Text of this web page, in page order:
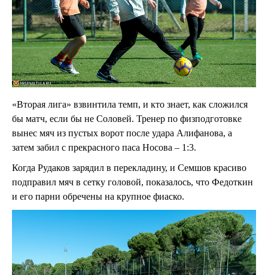
«Вторая лига» взвинтила темп, и кто знает, как сложился
бы матч, если бы не Соловей. Тренер по физподготовке
вынес мяч из пустых ворот после удара Алифанова, а
затем забил с прекрасного паса Носова – 1:3.
Когда Рудаков зарядил в перекладину, и Семшов красиво
подправил мяч в сетку головой, показалось, что Федоткин
и его парни обречены на крупное фиаско.